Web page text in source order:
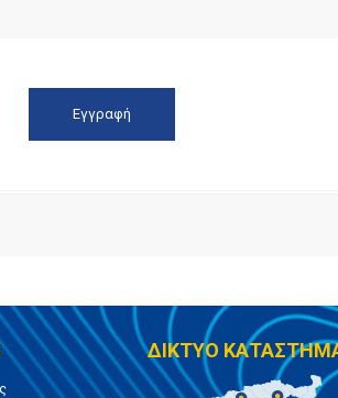
ΔΙΚΤΥΟ